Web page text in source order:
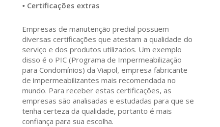
• Certificações extras
Empresas de manutenção predial possuem
diversas certificações que atestam a qualidade do
serviço e dos produtos utilizados. Um exemplo
disso é o PIC (Programa de Impermeabilização
para Condomínios) da Viapol, empresa fabricante
de impermeabilizantes mais recomendada no
mundo. Para receber estas certificações, as
empresas são analisadas e estudadas para que se
tenha certeza da qualidade, portanto é mais
confiança para sua escolha.